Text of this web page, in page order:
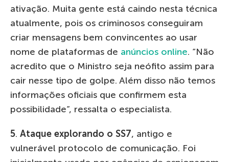
ativação. Muita gente está caindo nesta técnica
atualmente, pois os criminosos conseguiram
criar mensagens bem convincentes ao usar
nome de plataformas de anúncios online. “Não
acredito que o Ministro seja neófito assim para
cair nesse tipo de golpe. Além disso não temos
informações oficiais que confirmem esta
possibilidade”, ressalta o especialista.
5. Ataque explorando o SS7, antigo e
vulnerável protocolo de comunicação. Foi